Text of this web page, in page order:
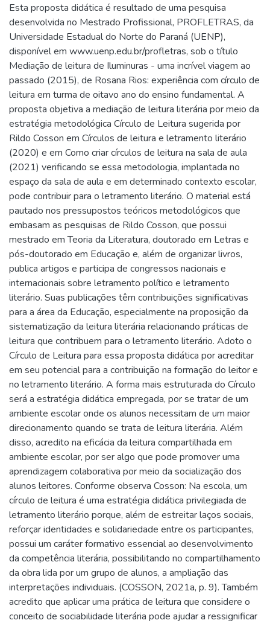
Esta proposta didática é resultado de uma pesquisa
desenvolvida no Mestrado Profissional, PROFLETRAS, da
Universidade Estadual do Norte do Paraná (UENP),
disponível em www.uenp.edu.br/profletras, sob o título
Mediação de leitura de Iluminuras - uma incrível viagem ao
passado (2015), de Rosana Rios: experiência com círculo de
leitura em turma de oitavo ano do ensino fundamental. A
proposta objetiva a mediação de leitura literária por meio da
estratégia metodológica Círculo de Leitura sugerida por
Rildo Cosson em Círculos de leitura e letramento literário
(2020) e em Como criar círculos de leitura na sala de aula
(2021) verificando se essa metodologia, implantada no
espaço da sala de aula e em determinado contexto escolar,
pode contribuir para o letramento literário. O material está
pautado nos pressupostos teóricos metodológicos que
embasam as pesquisas de Rildo Cosson, que possui
mestrado em Teoria da Literatura, doutorado em Letras e
pós-doutorado em Educação e, além de organizar livros,
publica artigos e participa de congressos nacionais e
internacionais sobre letramento político e letramento
literário. Suas publicações têm contribuições significativas
para a área da Educação, especialmente na proposição da
sistematização da leitura literária relacionando práticas de
leitura que contribuem para o letramento literário. Adoto o
Círculo de Leitura para essa proposta didática por acreditar
em seu potencial para a contribuição na formação do leitor e
no letramento literário. A forma mais estruturada do Círculo
será a estratégia didática empregada, por se tratar de um
ambiente escolar onde os alunos necessitam de um maior
direcionamento quando se trata de leitura literária. Além
disso, acredito na eficácia da leitura compartilhada em
ambiente escolar, por ser algo que pode promover uma
aprendizagem colaborativa por meio da socialização dos
alunos leitores. Conforme observa Cosson: Na escola, um
círculo de leitura é uma estratégia didática privilegiada de
letramento literário porque, além de estreitar laços sociais,
reforçar identidades e solidariedade entre os participantes,
possui um caráter formativo essencial ao desenvolvimento
da competência literária, possibilitando no compartilhamento
da obra lida por um grupo de alunos, a ampliação das
interpretações individuais. (COSSON, 2021a, p. 9). Também
acredito que aplicar uma prática de leitura que considere o
conceito de sociabilidade literária pode ajudar a ressignificar